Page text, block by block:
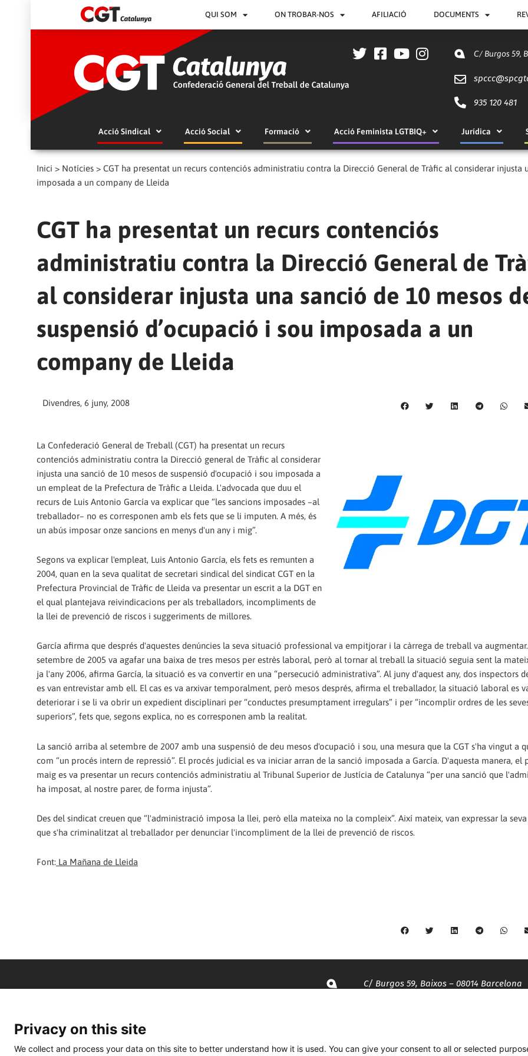
QUI SOM ON TROBAR-NOS AFILIACIÓ DOCUMENTS
C/ Burgos 59,
spccc@
935 120 481
Acció Sindical Acció Social Formació Acció Feminista LGTBIQ+ Jurídica
Inici > Notícies > CGT ha presentat un recurs contenciós administratiu contra la Direcció General de Tràfic al considerar injusta
imposada a un company de Lleida
CGT ha presentat un recurs contenciós
administratiu contra la Direcció General de
al considerar injusta una sanció de 10 mesos
suspensió d’ocupació i sou imposada a un
company de Lleida
Divendres, 6 juny, 2008
La Confederació General de Treball (CGT) ha presentat un recurs
contenciós administratiu contra la Direcció general de Tràfic al considerar
injusta una sanció de 10 mesos de suspensió d'ocupació i sou imposada a
un empleat de la Prefectura de Tràfic a Lleida. L'advocada que duu el
recurs de Luis Antonio García va explicar que “les sancions imposades –al
treballador– no es corresponen amb els fets que se li imputen. A més, és
un abús imposar onze sancions en menys d'un any i mig”.
Segons va explicar l'empleat, Luis Antonio García, els fets es remunten a
2004, quan en la seva qualitat de secretari sindical del sindicat CGT en la
Prefectura Provincial de Tràfic de Lleida va presentar un escrit a la DGT en
el qual plantejava reivindicacions per als treballadors, incompliments de
la llei de prevenció de riscos i suggeriments de millores.
García afirma que després d'aquestes denúncies la seva situació professional va empitjorar i la càrrega de treball va
setembre de 2005 va agafar una baixa de tres mesos per estrès laboral, però al tornar al treball la situació seguia sent la
ja l'any 2006, afirma García, la situació es va convertir en una “persecució administrativa”. Al juny d'aquest any, dos inspectors
es van entrevistar amb ell. El cas es va arxivar temporalment, però mesos després, afirma el treballador, la situació laboral es
deteriorar i se li va obrir un expedient disciplinari per “conductes presumptament irregulars” i per “incomplir ordres de les
superiors”, fets que, segons explica, no es corresponen amb la realitat.
La sanció arriba al setembre de 2007 amb una suspensió de deu mesos d'ocupació i sou, una mesura que la CGT s'ha vingut a
com “un procés intern de repressió”. El procés judicial es va iniciar arran de la sanció imposada a García. D'aquesta manera, el
maig es va presentar un recurs contenciós administratiu al Tribunal Superior de Justícia de Catalunya “per una sanció que
ha imposat, al nostre parer, de forma injusta”.
Des del sindicat creuen que “l'administració imposa la llei, però ella mateixa no la compleix”. Així mateix, van expressar la
que s'ha criminalitzat al treballador per denunciar l'incompliment de la llei de prevenció de riscos.
Font: La Mañana de Lleida
C/ Burgos 59, Baixos – 08014 Barcelona
Privacy on this site
We collect and process your data on this site to better understand how it is used. You can give your consent to all or selected